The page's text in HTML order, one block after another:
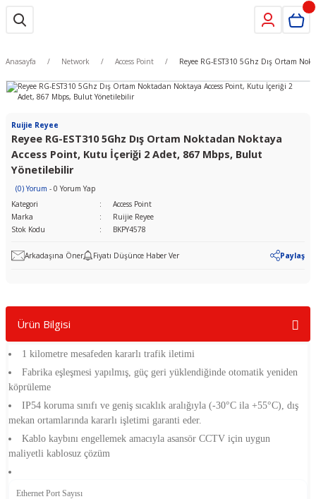
Anasayfa Network Access Point Reyee RG-EST310 5Ghz Dış Ortam
Ruijie Reyee
Reyee RG-EST310 5Ghz Dış Ortam Noktadan Noktaya
Access Point, Kutu İçeriği 2 Adet, 867 Mbps, Bulut
Yönetilebilir
(0) Yorum - 0 Yorum Yap
Kategori
Access Point
Marka
Ruijie Reyee
Stok Kodu
BKPY4578
Arkadaşına Öner Fiyatı Düşünce Haber Ver Paylaş
Ürün Bilgisi
1 kilometre mesafeden kararlı trafik iletimi
Fabrika eşleşmesi yapılmış, güç geri yüklendiğinde otomatik yeniden
köprüleme
IP54 koruma sınıfı ve geniş sıcaklık aralığıyla (-30°C ila +55°C), dış
mekan ortamlarında kararlı işletimi garanti eder.
Kablo kaybını engellemek amacıyla asansör CCTV için uygun
maliyetli kablosuz çözüm
Ethernet Port Sayısı